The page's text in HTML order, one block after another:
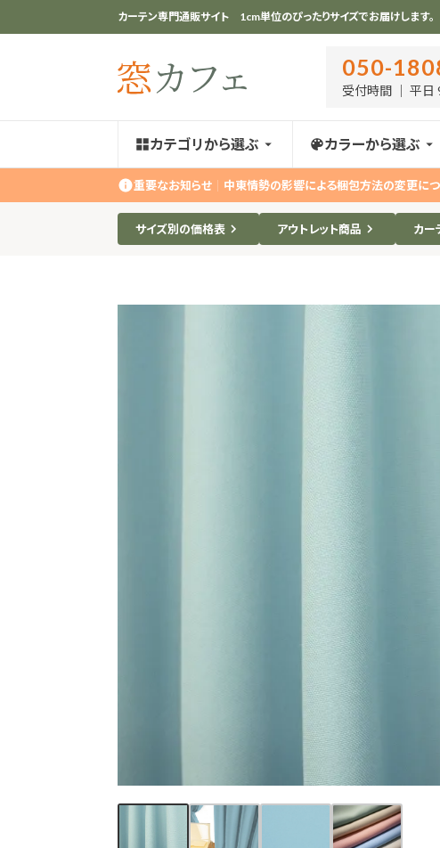
カーテン専門通販サイト 1cm単位のぴったりサイズでお届けします。
050-
受付時間 ｜ 平日
カテゴリから選ぶ カラーから選ぶ
重要なお知らせ 中東情勢の影響による梱包方法の変更に
サイズ別の価格表 アウトレット商品 カー